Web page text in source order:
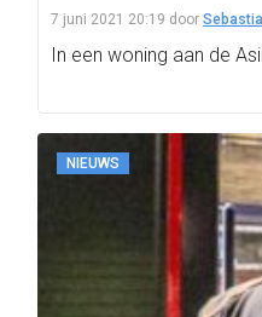
7 juni 2021 20:19 door
In een woning aan de
NIEUWS